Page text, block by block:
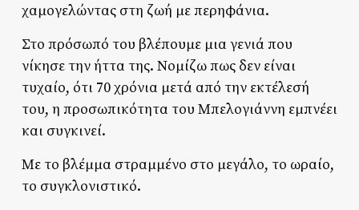
χαμογελώντας στη ζωή με περηφάνια.
Στο πρόσωπό του βλέπουμε μια γενιά που
νίκησε την ήττα της. Νομίζω πως δεν είναι
τυχαίο, ότι 70 χρόνια μετά από την εκτέλεσή
του, η προσωπικότητα του Μπελογιάννη εμπνέει
και συγκινεί.
Με το βλέμμα στραμμένο στο μεγάλο, το ωραίο,
το συγκλονιστικό.